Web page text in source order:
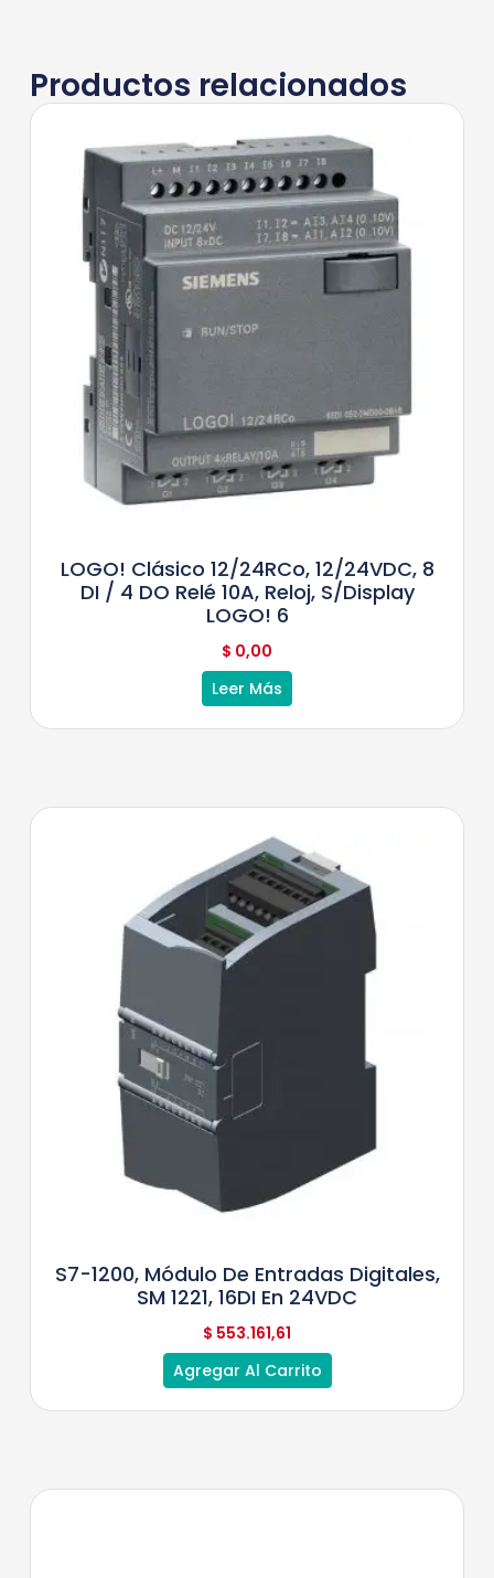
Productos relacionados
LOGO! Clásico 12/24RCo, 12/24VDC, 8
DI / 4 DO Relé 10A, Reloj, S/display
LOGO! 6
$ 0,00
Leer Más
S7-1200, Módulo De Entradas Digitales,
SM 1221, 16DI En 24VDC
$ 553.161,61
Agregar Al Carrito